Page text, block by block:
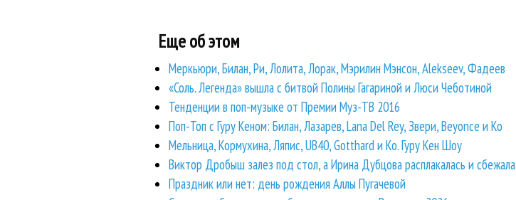
Еще об этом
Меркьюри, Билан, Ри, Лолита, Лорак, Мэрилин Мэнсон, Alekseev, Фадеев
«Соль. Легенда» вышла с битвой Полины Гагариной и Люси Чеботиной
Тенденции в поп-музыке от Премии Муз-ТВ 2016
Поп-Топ с Гуру Кеном: Билан, Лазарев, Lana Del Rey, Звери, Beyonce и Ко
Мельница, Кормухина, Ляпис, UB40, Gotthard и Ко. Гуру Кен Шоу
Виктор Дробыш залез под стол, а Ирина Дубцова расплакалась и сбежала
Праздник или нет: день рождения Аллы Пугачевой